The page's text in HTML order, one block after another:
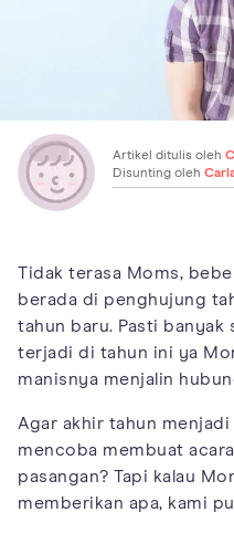
Artikel ditulis oleh
Disunting oleh
Tidak terasa Moms,
berada di penghujung
tahun baru. Pasti banyak
terjadi di tahun ini ya
manisnya menjalin
Agar akhir tahun
mencoba membuat acara
pasangan? Tapi kalau
memberikan apa, kami